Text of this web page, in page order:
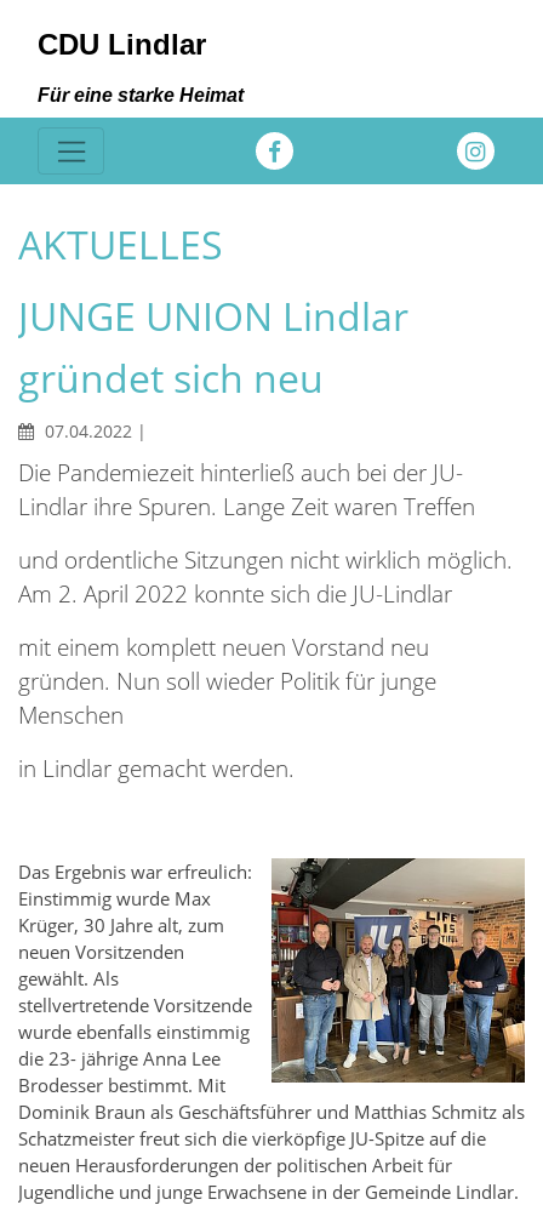
CDU Lindlar
Für eine starke Heimat
AKTUELLES
JUNGE UNION Lindlar
gründet sich neu
07.04.2022 |
Die Pandemiezeit hinterließ auch bei der JU-
Lindlar ihre Spuren. Lange Zeit waren Treffen
und ordentliche Sitzungen nicht wirklich möglich.
Am 2. April 2022 konnte sich die JU-Lindlar
mit einem komplett neuen Vorstand neu
gründen. Nun soll wieder Politik für junge
Menschen
in Lindlar gemacht werden.
Das Ergebnis war erfreulich:
Einstimmig wurde Max
Krüger, 30 Jahre alt, zum
neuen Vorsitzenden
gewählt. Als
stellvertretende Vorsitzende
wurde ebenfalls einstimmig
die 23- jährige Anna Lee
Brodesser bestimmt. Mit
Dominik Braun als Geschäftsführer und Matthias Schmitz als
Schatzmeister freut sich die vierköpfige JU-Spitze auf die
neuen Herausforderungen der politischen Arbeit für
Jugendliche und junge Erwachsene in der Gemeinde Lindlar.